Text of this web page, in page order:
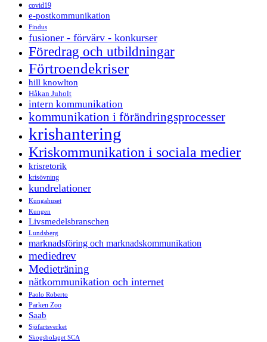
covid19
e-postkommunikation
Findus
fusioner - förvärv - konkurser
Föredrag och utbildningar
Förtroendekriser
hill knowlton
Håkan Juholt
intern kommunikation
kommunikation i förändringsprocesser
krishantering
Kriskommunikation i sociala medier
krisretorik
krisövning
kundrelationer
Kungahuset
Kungen
Livsmedelsbranschen
Lundsberg
marknadsföring och marknadskommunikation
mediedrev
Medieträning
nätkommunikation och internet
Paolo Roberto
Parken Zoo
Saab
Sjöfartsverket
Skogsbolaget SCA